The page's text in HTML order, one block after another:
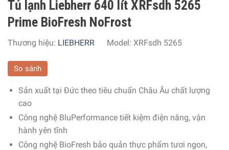
Tủ lạnh Liebherr 640 lít XRFsdh 5265
Prime BioFresh NoFrost
Thương hiệu: LIEBHERR Model: XRFsdh 5265
So sánh
Sản xuất tại Đức theo tiêu chuẩn Châu Âu chất lượng
cao
Công nghệ BluPerformance tiết kiệm điện năng, vận
hành yên tĩnh
Công nghệ BioFresh bảo quản thực phẩm tươi ngon,